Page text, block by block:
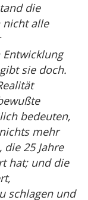
die
nicht alle
sie doch.
bedeuten,
mehr
25 Jahre
hat; und die
schlagen und